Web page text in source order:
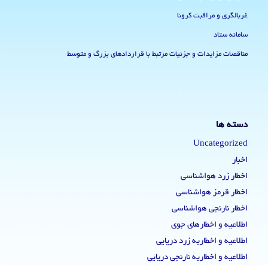
غربالگری و مراقبت کرونا
سامانه ستاد
مناقصات مزایدات و جزئیات مرتبط با قراردادهای بزرگ و متوسط
دسته ها
Uncategorized
اخبار
اخطار زرد هواشناسی
اخطار قرمز هواشناسی
اخطار نارنجی هواشناسی
اطلاعیه و اخطارهای جوی
اطلاعیه و اخطاریه زرد دریایی
اطلاعیه و اخطاریه نارنجی دریایی